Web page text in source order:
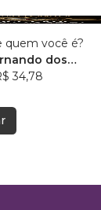
quem você é?
dos
34,78